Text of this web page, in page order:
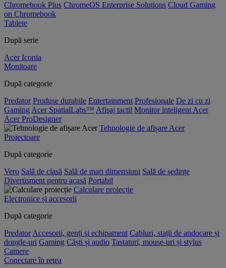
Chromebook Plus ChromeOS Enterprise Solutions Cloud Gaming
on Chromebook
Tablete
După serie
Acer Iconia
Monitoare
După categorie
Predator Produse durabile Entertainment Profesionale De zi cu zi
Gaming Acer SpatialLabs™ Afişaj tactil Monitor inteligent Acer
Acer ProDesigner
Tehnologie de afișare Acer
Proiectoare
După categorie
Vero Sală de clasă Sală de mari dimensiuni Sală de ședințe
Divertisment pentru acasă Portabil
Calculare proiecție
Electronice și accesorii
După categorie
Predator Accesorii, genți și echipament Cabluri, stații de andocare și
dongle-uri Gaming Căști și audio Tastaturi, mouse-uri și stylus
Camere
Conectare în reţea